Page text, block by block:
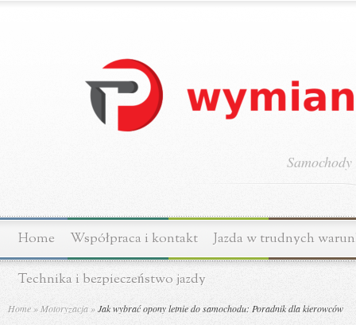
Home Współpraca i kontakt Jazda w trudnych
Technika i bezpieczeństwo jazdy
Home » Motoryzacja »Jak wybrać opony letnie do samochodu: Poradnik dla kierowców